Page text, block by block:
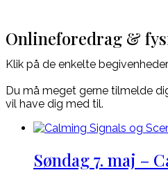
Onlineforedrag &
Klik på de enkelte
Du må meget gerne tilmelde
vil have dig med til.
Søndag 7. maj –